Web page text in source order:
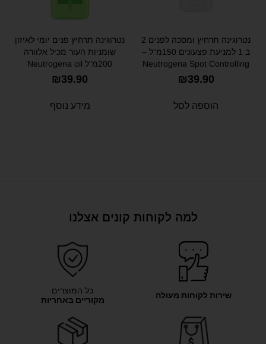
נטרוגינה תרחיץ ומסכה לפנים 2
ב 1 למניעת פצעונים 150מ"ל –
Neutrogena Spot Controlling
Wash and Mask 2in1 150ml
₪39.90
הוספה לסל
נטרוגינה תרחיץ פנים יומי לאיזון
שומניות העור מכיל אלוורה
200מ"ל Neutrogena oil
balancing face wash lemon for
₪39.90
מידע נוסף
למה לקוחות קונים אצלנו
שירות לקוחות מעולה
כל המוצרים
מקוריים באחריות